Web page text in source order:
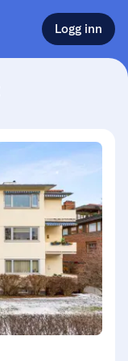
Logg inn